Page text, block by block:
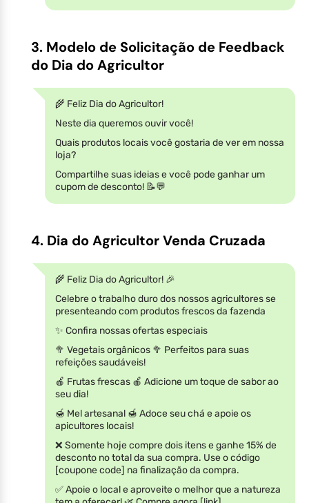
3. Modelo de Solicitação de Feedback
do Dia do Agricultor
🌾 Feliz Dia do Agricultor!
Neste dia queremos ouvir você!
Quais produtos locais você gostaria de ver em nossa
loja?
Compartilhe suas ideias e você pode ganhar um
cupom de desconto! 📝💬
4. Dia do Agricultor Venda Cruzada
🌾 Feliz Dia do Agricultor! 🎉
Celebre o trabalho duro dos nossos agricultores se
presenteando com produtos frescos da fazenda
✨ Confira nossas ofertas especiais
🥦 Vegetais orgânicos 🥦 Perfeitos para suas
refeições saudáveis!
🍎 Frutas frescas 🍎 Adicione um toque de sabor ao
seu dia!
🍯 Mel artesanal 🍯 Adoce seu chá e apoie os
apicultores locais!
❌ Somente hoje compre dois itens e ganhe 15% de
desconto no total da sua compra. Use o código
[coupone code] na finalização da compra.
✅ Apoie o local e aproveite o melhor que a natureza